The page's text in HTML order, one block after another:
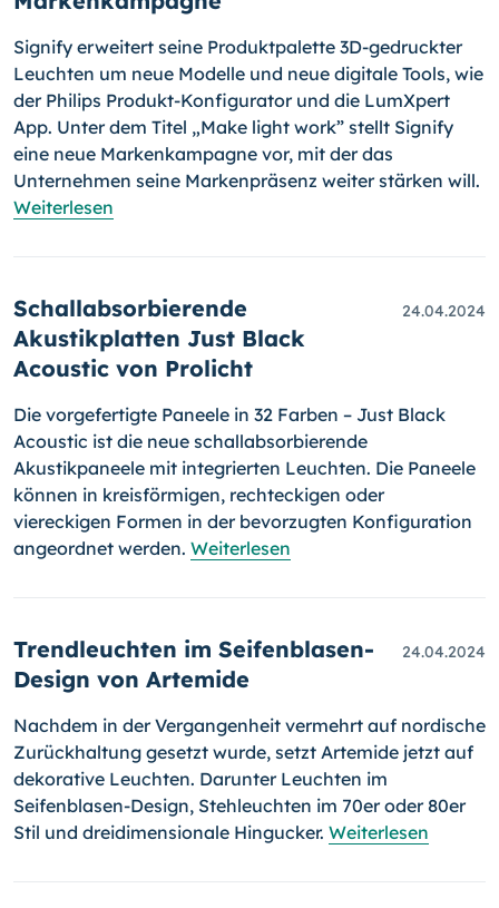
Signify erweitert seine Produktpalette 3D-gedruckter
Leuchten um neue Modelle und neue digitale Tools, wie
der Philips Produkt-Konfigurator und die LumXpert
App. Unter dem Titel „Make light work” stellt Signify
eine neue Markenkampagne vor, mit der das
Unternehmen seine Markenpräsenz weiter stärken will.
Weiterlesen
Schallabsorbierende
Akustikplatten Just Black
Acoustic von Prolicht
24.04.2024
Die vorgefertigte Paneele in 32 Farben – Just Black
Acoustic ist die neue schallabsorbierende
Akustikpaneele mit integrierten Leuchten. Die Paneele
können in kreisförmigen, rechteckigen oder
viereckigen Formen in der bevorzugten Konfiguration
angeordnet werden. Weiterlesen
Trendleuchten im Seifenblasen-
Design von Artemide
24.04.2024
Nachdem in der Vergangenheit vermehrt auf nordische
Zurückhaltung gesetzt wurde, setzt Artemide jetzt auf
dekorative Leuchten. Darunter Leuchten im
Seifenblasen-Design, Stehleuchten im 70er oder 80er
Stil und dreidimensionale Hingucker. Weiterlesen